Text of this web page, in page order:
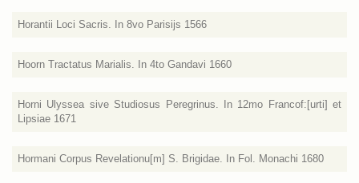
Horantii Loci Sacris. In 8vo Parisijs 1566
Hoorn Tractatus Marialis. In 4to Gandavi 1660
Horni Ulyssea sive Studiosus Peregrinus. In 12mo Francof:[urti] et
Lipsiae 1671
Hormani Corpus Revelationu[m] S. Brigidae. In Fol. Monachi 1680